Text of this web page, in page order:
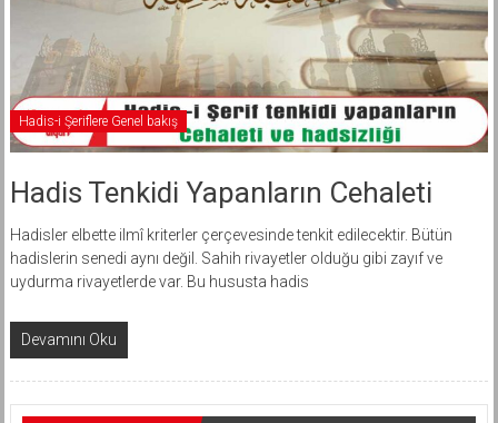
Hadis-i Şeriflere Genel bakış
Hadis Tenkidi Yapanların Cehaleti
Hadisler elbette ilmî kriterler çerçevesinde tenkit edilecektir. Bütün
hadislerin senedi aynı değil. Sahih rivayetler olduğu gibi zayıf ve
uydurma rivayetlerde var. Bu hususta hadis
Devamını Oku